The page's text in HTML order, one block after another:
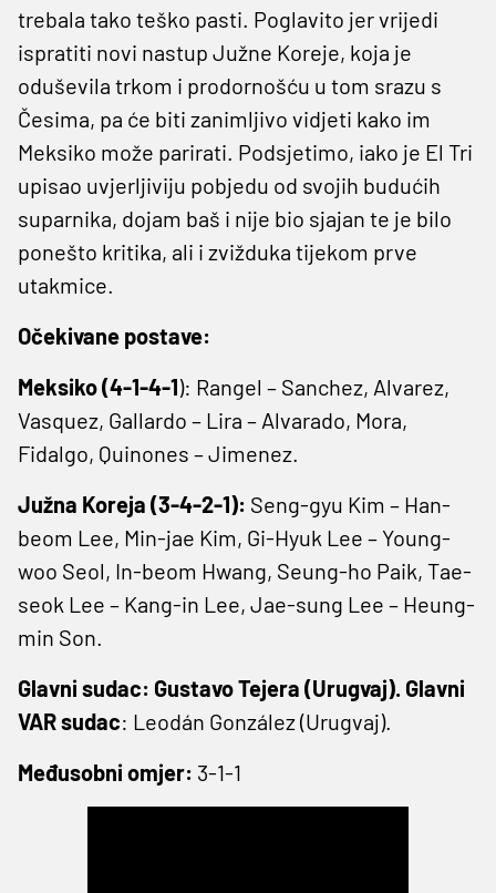
trebala tako teško pasti. Poglavito jer vrijedi
ispratiti novi nastup Južne Koreje, koja je
oduševila trkom i prodornošću u tom srazu s
Česima, pa će biti zanimljivo vidjeti kako im
Meksiko može parirati. Podsjetimo, iako je El Tri
upisao uvjerljiviju pobjedu od svojih budućih
suparnika, dojam baš i nije bio sjajan te je bilo
ponešto kritika, ali i zvižduka tijekom prve
utakmice.
Očekivane postave:
Meksiko (4-1-4-1): Rangel – Sanchez, Alvarez,
Vasquez, Gallardo – Lira – Alvarado, Mora,
Fidalgo, Quinones – Jimenez.
Južna Koreja (3-4-2-1): Seng-gyu Kim – Han-
beom Lee, Min-jae Kim, Gi-Hyuk Lee – Young-
woo Seol, In-beom Hwang, Seung-ho Paik, Tae-
seok Lee – Kang-in Lee, Jae-sung Lee – Heung-
min Son.
Glavni sudac: Gustavo Tejera (Urugvaj). Glavni
VAR sudac: Leodán González (Urugvaj).
Međusobni omjer: 3-1-1